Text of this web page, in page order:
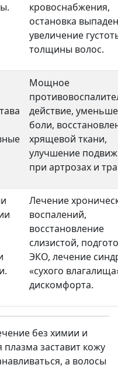
кровоснабжения,
остановка
увеличение
толщины волос.
Мощное
действие,
боли,
хрящевой ткани,
улучшение
при артрозах и
Лечение
воспалений,
восстановление
слизистой,
ЭКО, лечение
«сухого
дискомфорта.
без химии и
заставит кожу
а волосы